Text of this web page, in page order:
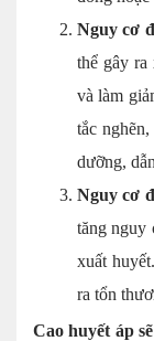
Nguy cơ
thể gây ra
và làm
tắc
dưỡng,
Nguy cơ
tăng nguy
xuất
ra tổn
Cao huyết áp